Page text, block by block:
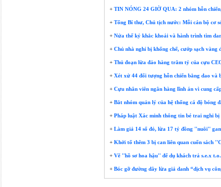
+ TIN NÓNG 24 GIỜ QUA: 2 nhóm hỗn
+ Tổng Bí thư, Chủ tịch nước: Mỗi cán bộ cơ
+ Nửa thế kỷ khắc khoải và hành trình tìm
+ Chủ nhà nghỉ bị khống chế, cướp sạch vàng
+ Thủ đoạn lừa đảo hàng trăm tỷ của cựu
+ Xét xử 44 đối tượng hỗn chiến bằng dao và
+ Cựu nhân viên ngân hàng lĩnh án vì cung
+ Bắt nhóm quản lý của hệ thống cá độ bóng
+ Pháp luật Xác minh thông tin bé trai nghi bị
+ Làm giả 14 sổ đỏ, lừa 17 tỷ đồng ''nuôi''
+ Khởi tố thêm 3 bị can liên quan cuốn sách
+ Vẽ ''hồ sơ hoa hậu'' để dụ khách trả s.e.x
+ Bóc gỡ đường dây lừa giả danh “dịch vụ